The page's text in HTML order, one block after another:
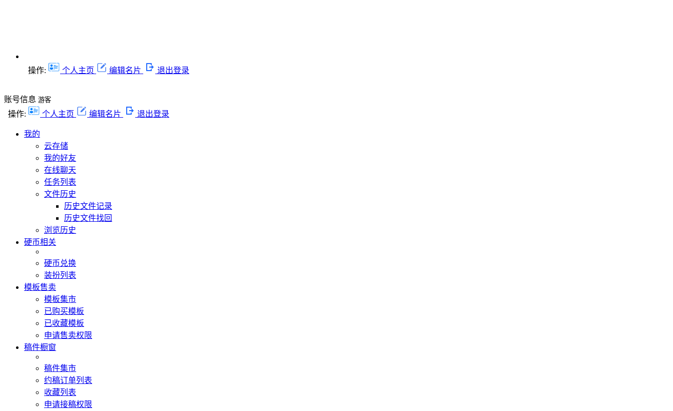
操作: 个人主页 编辑名片 退出登录
账号信息 游客
操作: 个人主页 编辑名片 退出登录
我的
云存储
我的好友
在线聊天
任务列表
文件历史
历史文件记录
历史文件找回
浏览历史
硬币相关
硬币兑换
装扮列表
模板售卖
模板集市
已购买模板
已收藏模板
申请售卖权限
稿件橱窗
稿件集市
约稿订单列表
收藏列表
申请接稿权限